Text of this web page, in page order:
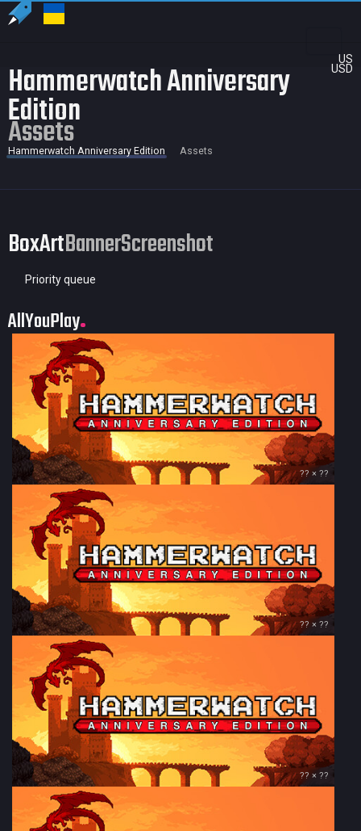
US
USD
Hammerwatch Anniversary
Edition
Assets
Hammerwatch Anniversary Edition Assets
BoxArtBannerScreenshot
Priority queue
AllYouPlay
?? × ??
?? × ??
?? × ??